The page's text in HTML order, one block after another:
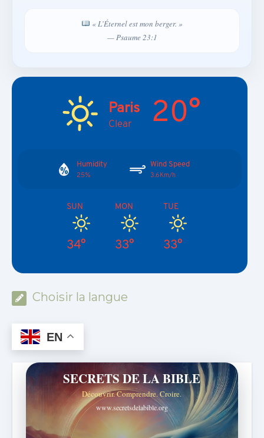
« L’Éternel est mon berger. »
— Psaume 23:1
Paris
Clear 20°
Humidity
25%
Wind Speed
3.6Km/h
SUN
34°
MON
33°
TUE
33°
Choisir la langue
EN
SECRETS DE LA BIBLE
Découvrir. Comprendre. Croire.
www.secretsdelabible.org